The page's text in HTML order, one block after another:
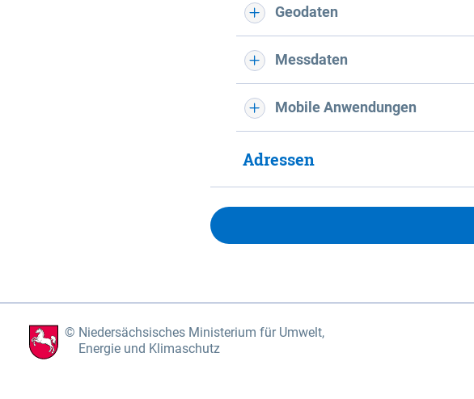
Geodaten
Messdaten
Mobile Anwendungen
Adressen
Niedersächsisches Ministerium für Umwelt,
Energie und Klimaschutz